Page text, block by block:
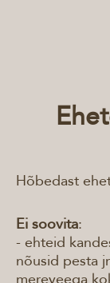
Hõbedast
Ei soovita:
- ehteid
nõusid pesta
mereveega